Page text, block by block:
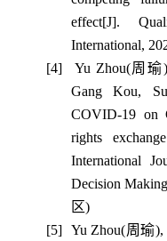
effect[J].
International,
[4]
Yu Zhou(周瑜
Gang Kou,
COVID-19 on
rights
International
Decision
区)
[5] Yu Zhou(周瑜),